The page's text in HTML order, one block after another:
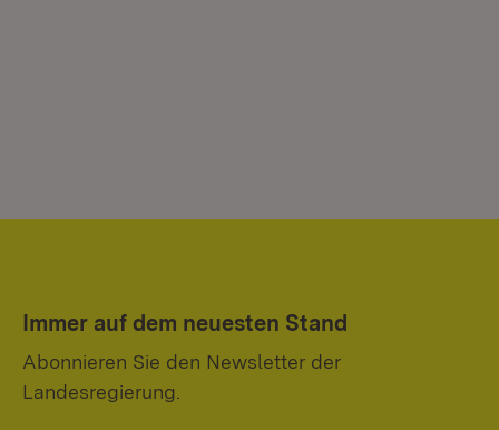
Immer auf dem neuesten Stand
Abonnieren Sie den Newsletter der
Landesregierung.